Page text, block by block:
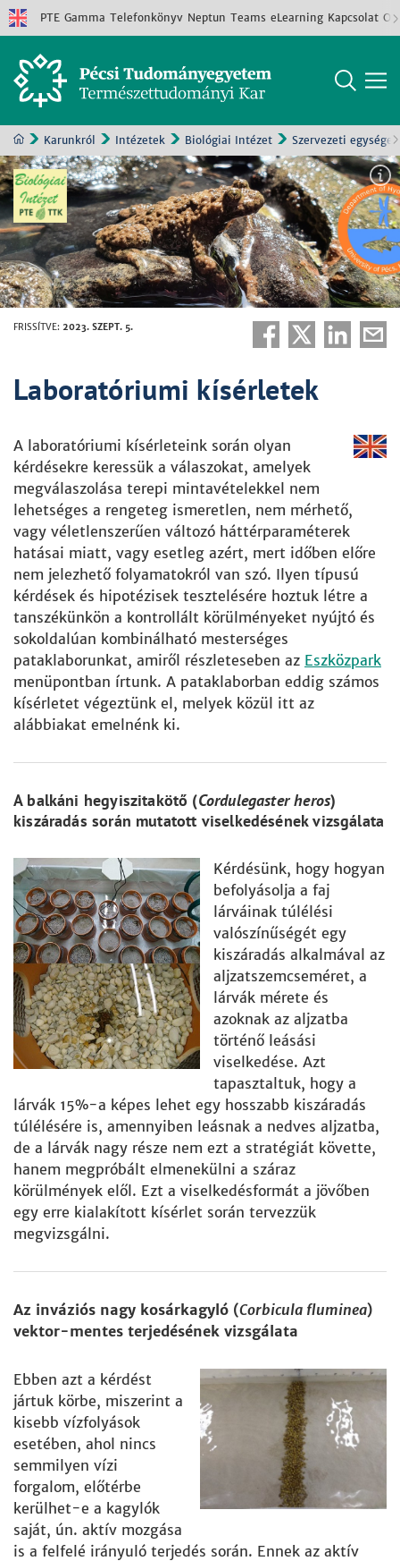
PTE Gamma Telefonkönyv Neptun Teams eLearning Kapcsolat
Karunkról Intézetek Biológiai Intézet Szervezeti egységek
FRISSÍTVE: 2023. SZEPT. 5.
Laboratóriumi kísérletek
A laboratóriumi kísérleteink során olyan
kérdésekre keressük a válaszokat, amelyek
megválaszolása terepi mintavételekkel nem
lehetséges a rengeteg ismeretlen, nem mérhető,
vagy véletlenszerűen változó háttérparaméterek
hatásai miatt, vagy esetleg azért, mert időben előre
nem jelezhető folyamatokról van szó. Ilyen típusú
kérdések és hipotézisek tesztelésére hoztuk létre a
tanszékünkön a kontrollált körülményeket nyújtó és
sokoldalúan kombinálható mesterséges
pataklaborunkat, amiről részleteseben az Eszközpark
menüpontban írtunk. A pataklaborban eddig számos
kísérletet végeztünk el, melyek közül itt az
alábbiakat emelnénk ki.
A balkáni hegyiszitakötő (Cordulegaster heros)
kiszáradás során mutatott viselkedésének vizsgálata
Kérdésünk, hogy hogyan
befolyásolja a faj
lárváinak túlélési
valószínűségét egy
kiszáradás alkalmával az
aljzatszemcseméret, a
lárvák mérete és
azoknak az aljzatba
történő leásási
viselkedése. Azt
tapasztaltuk, hogy a
lárvák 15%-a képes lehet egy hosszabb kiszáradás
túlélésére is, amennyiben leásnak a nedves aljzatba,
de a lárvák nagy része nem ezt a stratégiát követte,
hanem megpróbált elmenekülni a száraz
körülmények elől. Ezt a viselkedésformát a jövőben
egy erre kialakított kísérlet során tervezzük
megvizsgálni.
Az inváziós nagy kosárkagyló (Corbicula fluminea)
vektor-mentes terjedésének vizsgálata
Ebben azt a kérdést
jártuk körbe, miszerint a
kisebb vízfolyások
esetében, ahol nincs
semmilyen vízi
forgalom, előtérbe
kerülhet-e a kagylók
saját, ún. aktív mozgása
is a felfelé irányuló terjedés során. Ennek az aktív